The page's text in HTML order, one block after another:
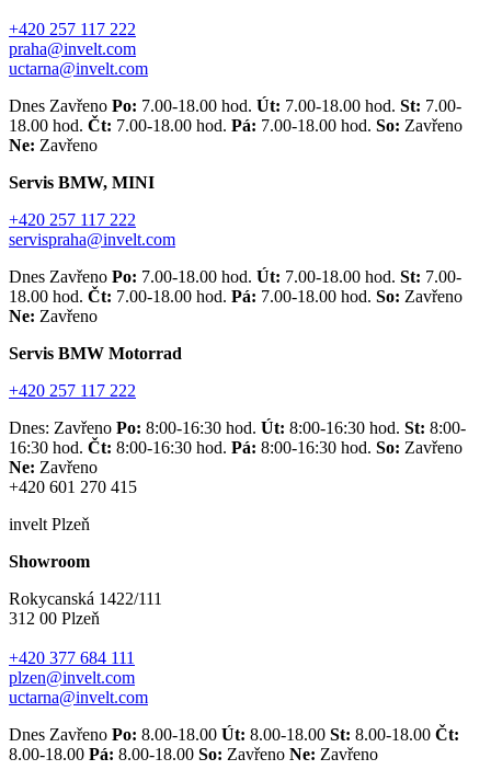
+420 257 117 222
praha@invelt.com
uctarna@invelt.com
Dnes Zavřeno Po: 7.00-18.00 hod. Út: 7.00-18.00 hod. St: 7.00-
18.00 hod. Čt: 7.00-18.00 hod. Pá: 7.00-18.00 hod. So: Zavřeno
Ne: Zavřeno
Servis BMW, MINI
+420 257 117 222
servispraha@invelt.com
Dnes Zavřeno Po: 7.00-18.00 hod. Út: 7.00-18.00 hod. St: 7.00-
18.00 hod. Čt: 7.00-18.00 hod. Pá: 7.00-18.00 hod. So: Zavřeno
Ne: Zavřeno
Servis BMW Motorrad
+420 257 117 222
Dnes: Zavřeno Po: 8:00-16:30 hod. Út: 8:00-16:30 hod. St: 8:00-
16:30 hod. Čt: 8:00-16:30 hod. Pá: 8:00-16:30 hod. So: Zavřeno
Ne: Zavřeno
+420 601 270 415
invelt Plzeň
Showroom
Rokycanská 1422/111
312 00 Plzeň
+420 377 684 111
plzen@invelt.com
uctarna@invelt.com
Dnes Zavřeno Po: 8.00-18.00 Út: 8.00-18.00 St: 8.00-18.00 Čt:
8.00-18.00 Pá: 8.00-18.00 So: Zavřeno Ne: Zavřeno